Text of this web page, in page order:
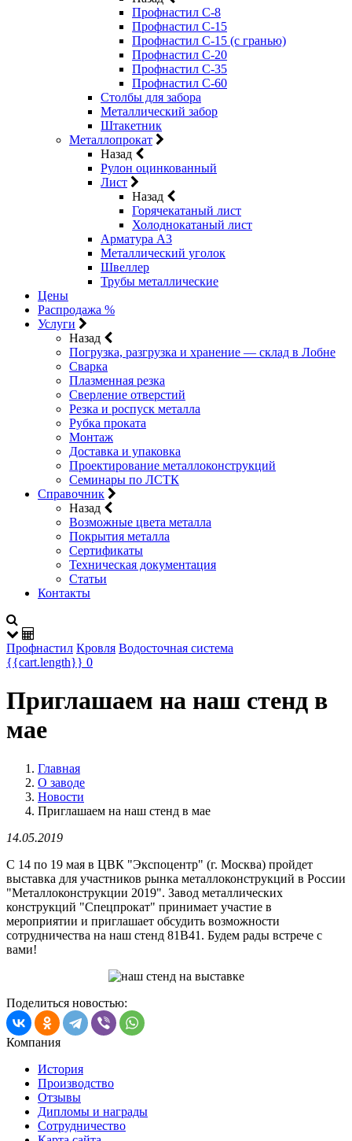
Профнастил С-8
Профнастил С-15
Профнастил С-15 (с гранью)
Профнастил С-20
Профнастил С-35
Профнастил С-60
Столбы для забора
Металлический забор
Штакетник
Металлопрокат
Назад
Рулон оцинкованный
Лист
Назад
Горячекатаный лист
Холоднокатаный лист
Арматура А3
Металлический уголок
Швеллер
Трубы металлические
Цены
Распродажа %
Услуги
Назад
Погрузка, разгрузка и хранение — склад в Лобне
Сварка
Плазменная резка
Сверление отверстий
Резка и роспуск металла
Рубка проката
Монтаж
Доставка и упаковка
Проектирование металлоконструкций
Семинары по ЛСТК
Справочник
Назад
Возможные цвета металла
Покрытия металла
Сертификаты
Техническая документация
Статьи
Контакты
Профнастил Кровля Водосточная система
{{cart.length}} 0
Приглашаем на наш стенд в
мае
Главная
О заводе
Новости
Приглашаем на наш стенд в мае
14.05.2019
С 14 по 19 мая в ЦВК "Экспоцентр" (г. Москва) пройдет
выставка для участников рынка металлоконструкций в России
"Металлоконструкции 2019". Завод металлических
конструкций "Спецпрокат" принимает участие в
мероприятии и приглашает обсудить возможности
сотрудничества на наш стенд 81B41. Будем рады встрече с
вами!
Поделиться новостью:
Компания
История
Производство
Отзывы
Дипломы и награды
Сотрудничество